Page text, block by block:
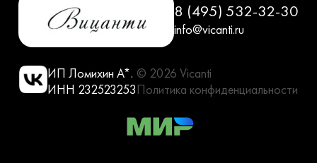
8 (495) 532-32-30
info@vicanti.ru
ИП Ломихин А*.
ИНН 232523253
© 2026 Vicanti
Политика конфиденциальности